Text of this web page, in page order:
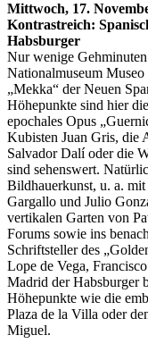
Mittwoch, 17.
Kontrastreich:
Habsburger
Nur wenige
Nationalmuseum
„Mekka“ der Neuen
Höhepunkte sind hier
epochales Opus
Kubisten Juan Gris, die
Salvador Dalí oder die
sind sehenswert.
Bildhauerkunst, u. a.
Gargallo und Julio
vertikalen Garten von
Forums sowie ins
Schriftsteller des
Lope de Vega,
Madrid der Habsburger
Höhepunkte wie die
Plaza de la Villa oder
Miguel.